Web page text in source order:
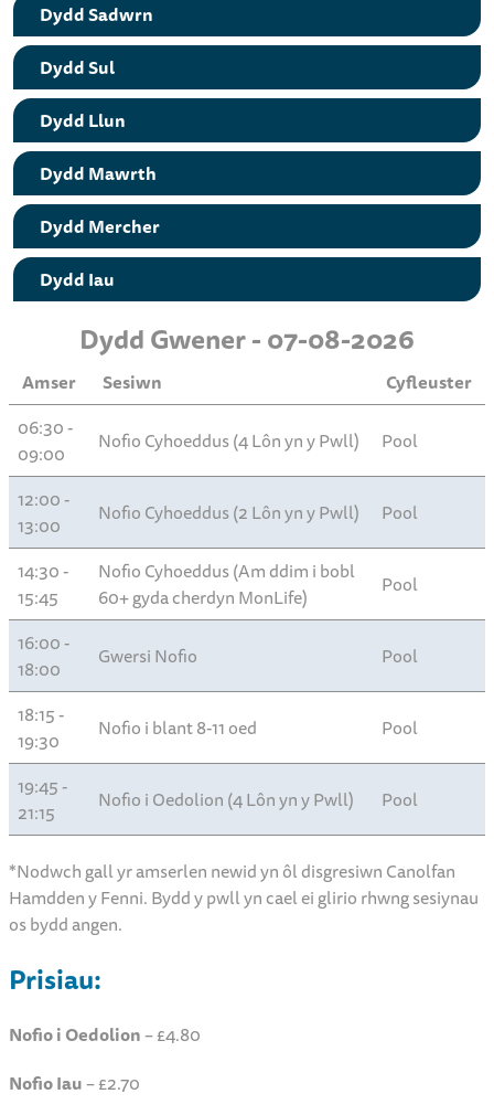
Dydd Sadwrn
Dydd Sul
Dydd Llun
Dydd Mawrth
Dydd Mercher
Dydd Iau
Dydd Gwener - 07-08-2026
Amser Sesiwn
Cyfleuster
06:30 -
09:00
Nofio Cyhoeddus (4 Lôn yn y Pwll) Pool
12:00 -
13:00
Nofio Cyhoeddus (2 Lôn yn y Pwll) Pool
14:30 -
15:45
Nofio Cyhoeddus (Am ddim i bobl
60+ gyda cherdyn MonLife)
Pool
16:00 -
18:00
Gwersi Nofio Pool
18:15 -
19:30
Nofio i blant 8-11 oed Pool
19:45 -
21:15
Nofio i Oedolion (4 Lôn yn y Pwll) Pool
*Nodwch gall yr amserlen newid yn ôl disgresiwn Canolfan
Hamdden y Fenni. Bydd y pwll yn cael ei glirio rhwng sesiynau
os bydd angen.
Prisiau:
Nofio i Oedolion– £4.80
Nofio Iau– £2.70